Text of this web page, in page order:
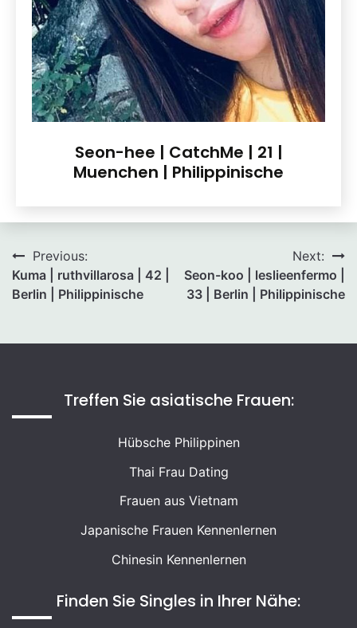
Seon-hee | CatchMe | 21 |
Muenchen | Philippinische
Beitragsnavigation
Previous:
Kuma | ruthvillarosa | 42 |
Berlin | Philippinische
Next:
Seon-koo | leslieenfermo |
33 | Berlin | Philippinische
Treffen Sie asiatische Frauen:
Hübsche Philippinen
Thai Frau Dating
Frauen aus Vietnam
Japanische Frauen Kennenlernen
Chinesin Kennenlernen
Finden Sie Singles in Ihrer Nähe: